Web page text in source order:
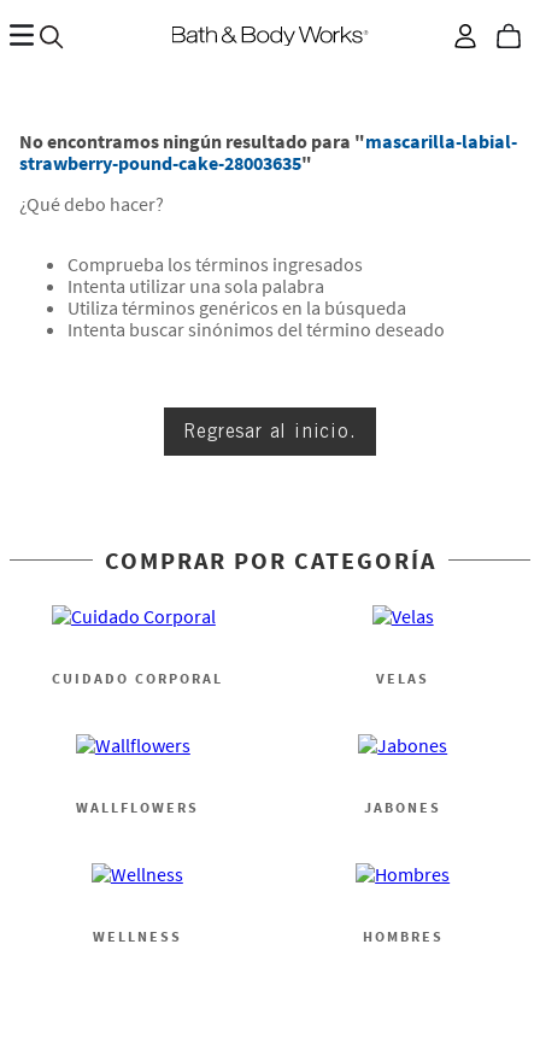
No encontramos ningún resultado para "mascarilla-labial-
strawberry-pound-cake-28003635"
¿Qué debo hacer?
Comprueba los términos ingresados
Intenta utilizar una sola palabra
Utiliza términos genéricos en la búsqueda
Intenta buscar sinónimos del término deseado
Regresar al inicio.
COMPRAR POR CATEGORÍA
CUIDADO CORPORAL VELAS
WALLFLOWERS JABONES
WELLNESS HOMBRES